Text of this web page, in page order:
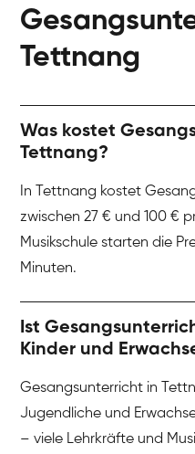
Tettnang
Was kostet
Tettnang?
In Tettnang kostet
zwischen 27 € und 100 €
Musikschule starten die
Minuten.
Ist
Kinder und
Gesangsunterricht in
Jugendliche und
– viele Lehrkräfte und